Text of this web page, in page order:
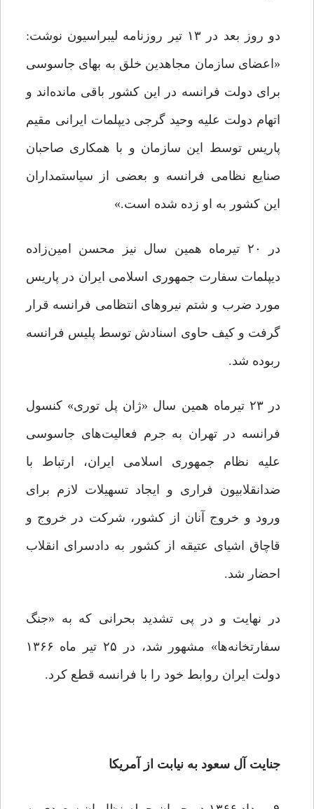
دو روز بعد در ۱۳ تیر روزنامه لیبراسیون نوشت:
«اعضای سازمان مجاهدین خلق به بهای جاسوسی
برای دولت فرانسه در این کشور باقی مانده‌اند و
اتهام دولت علیه وحید گرجی دیپلمات ایرانی مقیم
پاریس توسط این سازمان و با همکاری صاحبان
صنایع نظامی فرانسه و بعضی از سیاستمداران
این کشور به او زده شده است.»
در ۲۰ تیرماه همین سال نیز محسن امین‌زاده
دیپلمات سفارت جمهوری اسلامی ایران در پاریس
مورد ضرب و شتم نیروهای انتظامی فرانسه قرار
گرفت و کیف حاوی اسنادش توسط پلیس فرانسه
ربوده شد.
در ۲۳ تیرماه همین سال «ژان پل توری» کنسول
فرانسه در تهران به جرم فعالیت‌های جاسوسی
علیه نظام جمهوری اسلامی ایران، ارتباط با
ضدانقلابیون فراری و ایجاد تسهیلات لازم برای
ورود و خروج آنان از کشور، شرکت در خروج و
قاچاق اشیای عتیقه از کشور به دادسرای انقلاب
احضار شد.
در نهایت و در پی تشدید بحرانی که به «جنگ
سفارتخانه‌ها» مشهور شد، در ۲۵ تیر ماه ۱۳۶۶
دولت ایران روابط خود را با فرانسه قطع کرد.
جنایت آل سعود به نیابت از آمریکا